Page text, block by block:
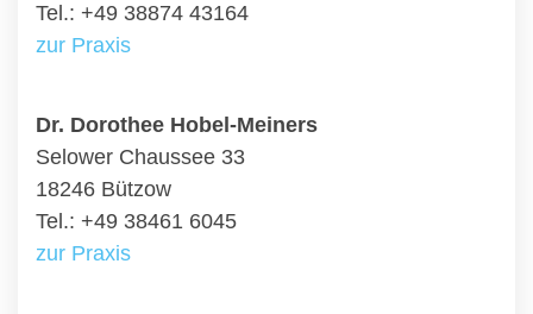
Tel.: +49 38874 43164
zur Praxis
Dr. Dorothee Hobel-Meiners
Selower Chaussee 33
18246 Bützow
Tel.: +49 38461 6045
zur Praxis